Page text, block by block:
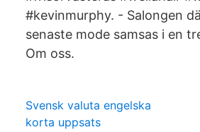
#kevinmurphy. - Salongen
senaste mode samsas i en
Om oss.
Svensk valuta engelska
korta uppsats